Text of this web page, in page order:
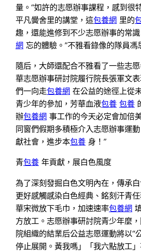
量。“如許的志愿辦事課程，感到很
平凡黌舍里的講堂，這包養網 里的
趣，還能進修到不少志愿辦事的常
網 忘的體驗。”不雅看錄像的隊員馮
隨后，大師還配合不雅看了一些志
華志愿辦事研討院履行院長張軍文
們一向走包養網 在公益的途徑上從
青少年的參加，芳華血液包養 包養
辦包養網 事工作的今天必定會加倍
同窗們假期多積極介入志愿辦事運
獻社會，進步本包養 身！”
青包養 年貢獻，展白色風度
為了深刻發掘白色文明內在，傳承
更好感觸感染白色經典、銘刻汗青
華宋微放下毛巾，加速速率包養網
方放工。志愿辦事研討院青少年麼
院組織的結業后公益志愿運動將以“
停止展開。黃我嗎」「我六點放工